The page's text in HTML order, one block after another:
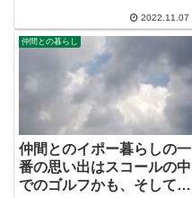
2022.11.07
仲間との暮らし
仲間とのイポー暮らしの一
番の思い出はスコールの中
でのゴルフかも、そして経